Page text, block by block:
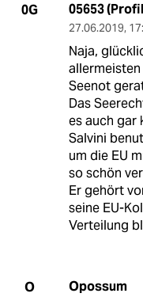
0G 05653
27.06.2019,
Naja,
Seenot
Das
es auch gar
Salvini
um die EU
so schön
Er gehört
seine EU-
Verteilung
O Opossum